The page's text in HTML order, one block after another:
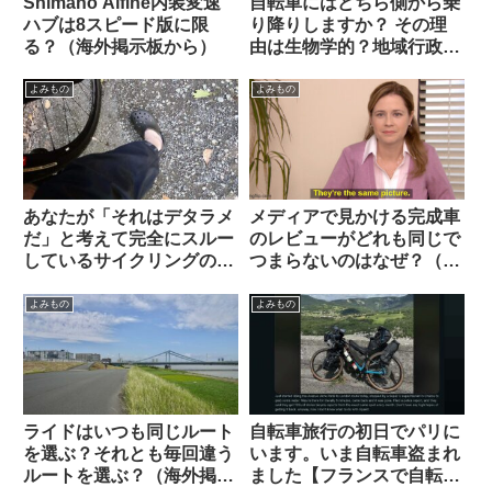
ハブは8スピード版に限
る？（海外掲示板から）
り降りしますか？ その理
由は生物学的？地域行政
板から】
よみもの
あなたが「それはデタラメ
だ」と考えて完全にスルー
しているサイクリングの
ですか（海外掲示板から）
よみもの
メディアで見かける完成車
のレビューがどれも同じで
つまらないのはなぜ？（海
よみもの
ライドはいつも同じルート
を選ぶ？それとも毎回違う
ルートを選ぶ？（海外掲示
よみもの
自転車旅行の初日でパリに
います。いま自転車盗まれ
ました【フランスで自転車